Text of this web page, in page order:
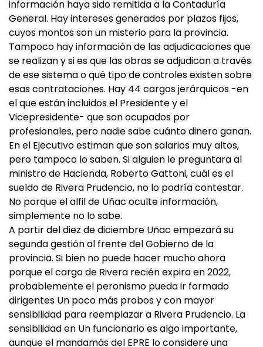
información haya sido remitida a la Contaduría
General. Hay intereses generados por plazos fijos,
cuyos montos son un misterio para la provincia.
Tampoco hay información de las adjudicaciones que
se realizan y si es que las obras se adjudican a través
de ese sistema o qué tipo de controles existen sobre
esas contrataciones. Hay 44 cargos jerárquicos -en
el que están incluidos el Presidente y el
Vicepresidente- que son ocupados por
profesionales, pero nadie sabe cuánto dinero ganan.
En el Ejecutivo estiman que son salarios muy altos,
pero tampoco lo saben. Si alguien le preguntara al
ministro de Hacienda, Roberto Gattoni, cuál es el
sueldo de Rivera Prudencio, no lo podría contestar.
No porque el alfil de Uñac oculte información,
simplemente no lo sabe.
A partir del diez de diciembre Uñac empezará su
segunda gestión al frente del Gobierno de la
provincia. Si bien no puede hacer mucho ahora
porque el cargo de Rivera recién expira en 2022,
probablemente el peronismo pueda ir formado
dirigentes Un poco más probos y con mayor
sensibilidad para reemplazar a Rivera Prudencio. La
sensibilidad en Un funcionario es algo importante,
aunque el mandamás del EPRE lo considere una